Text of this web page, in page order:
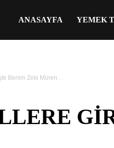
ANASAYFA YEMEK
Benim Zeki Müren…